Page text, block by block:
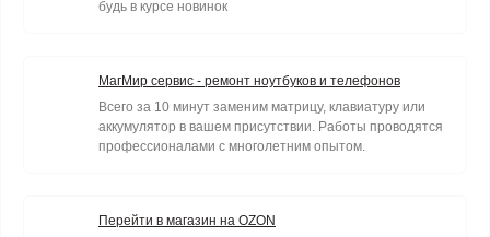
будь в курсе новинок
МагМир сервис - ремонт ноутбуков и телефонов
Всего за 10 минут заменим матрицу, клавиатуру или
аккумулятор в вашем присутствии. Работы проводятся
профессионалами с многолетним опытом.
Перейти в магазин на OZON